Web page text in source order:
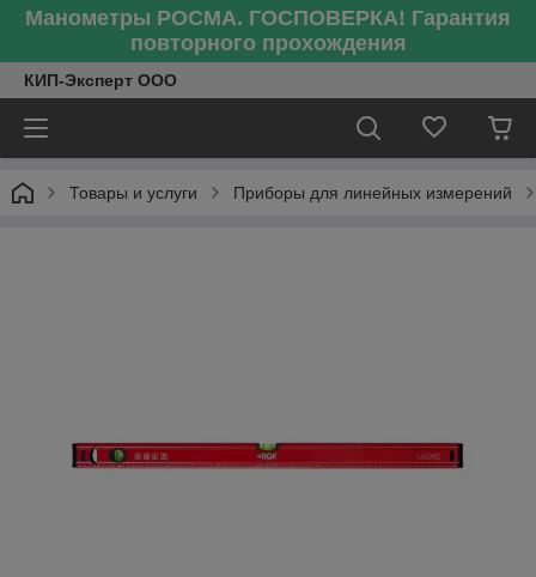
Манометры РОСМА. ГОСПОВЕРКА! Гарантия
повторного прохождения
КИП-Эксперт ООО
Товары и услуги Приборы для линейных измерений